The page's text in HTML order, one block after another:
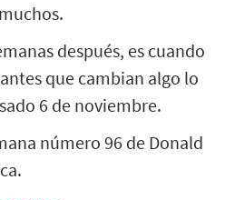
después, es cuando
que cambian algo lo
6 de noviembre.
número 96 de Donald